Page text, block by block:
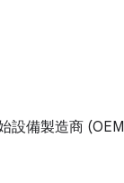
備製造商